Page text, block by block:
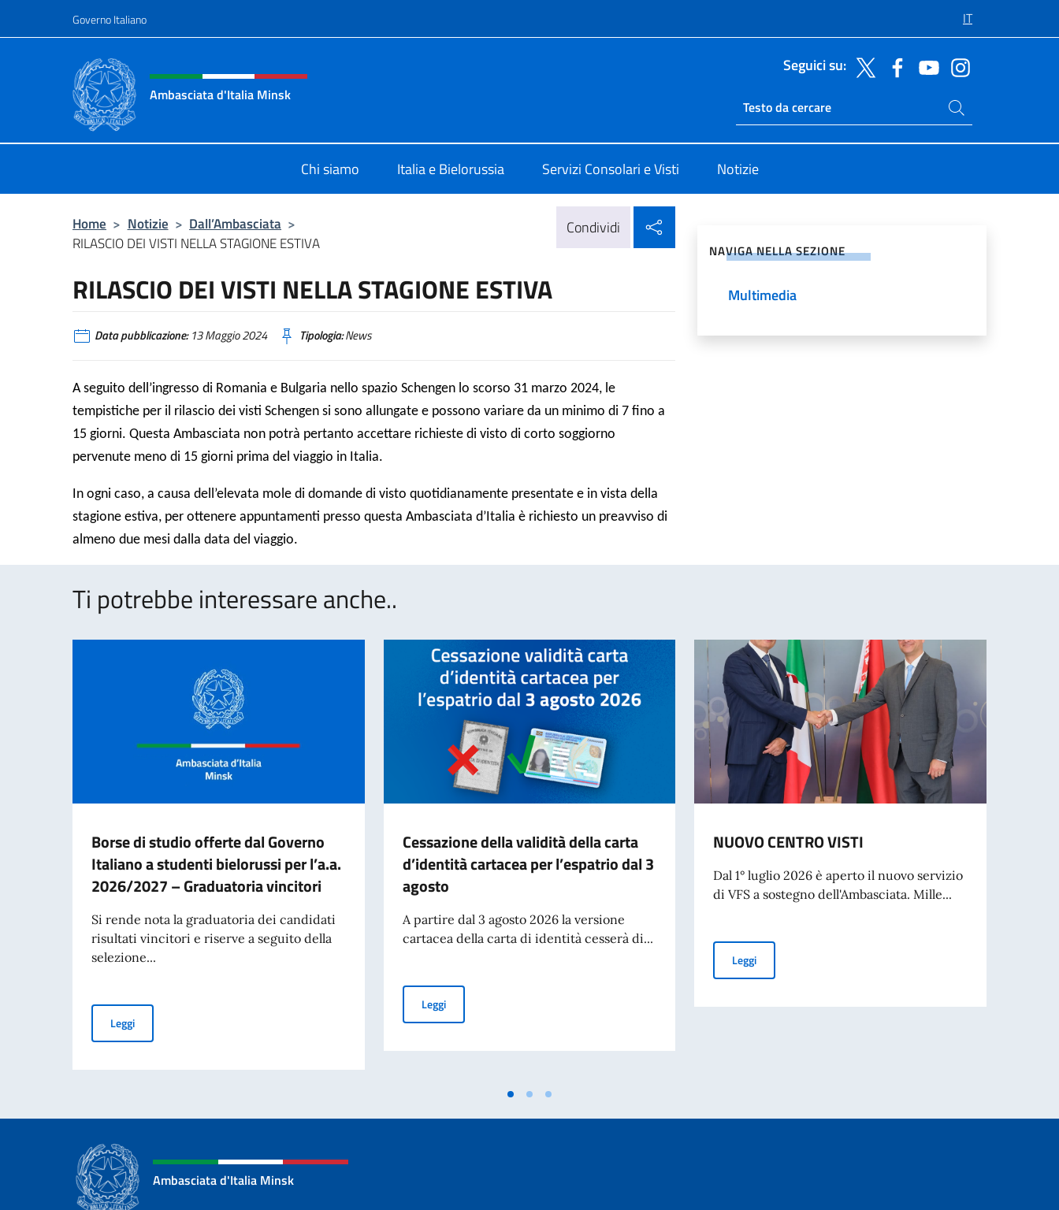
Governo Italiano IT
Intestazione sito, social e menù
Ambasciata d'Italia Minsk
Seguici su:
Ricerca sito live
Cerca nel sito
Chi siamo Italia e Bielorussia Servizi Consolari e Visti Notizie
Home > Notizie > Dall’Ambasciata >
RILASCIO DEI VISTI NELLA STAGIONE ESTIVA
Condividi
RILASCIO DEI VISTI NELLA STAGIONE ESTIVA
Data pubblicazione:13 Maggio 2024 Tipologia:News
A seguito dell’ingresso di Romania e Bulgaria nello spazio Schengen lo scorso 31 marzo 2024, le
tempistiche per il rilascio dei visti Schengen si sono allungate e possono variare da un minimo di 7 fino a
15 giorni. Questa Ambasciata non potrà pertanto accettare richieste di visto di corto soggiorno
pervenute meno di 15 giorni prima del viaggio in Italia.
In ogni caso, a causa dell’elevata mole di domande di visto quotidianamente presentate e in vista della
stagione estiva, per ottenere appuntamenti presso questa Ambasciata d’Italia è richiesto un preavviso di
almeno due mesi dalla data del viaggio.
NAVIGA NELLA SEZIONE
Multimedia
Ti potrebbe interessare anche..
Borse di studio offerte dal Governo
Italiano a studenti bielorussi per l’a.a.
2026/2027 – Graduatoria vincitori
Si rende nota la graduatoria dei candidati
risultati vincitori e riserve a seguito della
selezione...
LeggiBorse di studio offerte dal Governo Italiano a studenti bielorussi per l’a.a. 2026/2027 – Graduatoria vincitori
Cessazione della validità della carta
d’identità cartacea per l’espatrio dal 3
agosto
A partire dal 3 agosto 2026 la versione
cartacea della carta di identità cesserà di...
LeggiCessazione della validità della carta d’identità cartacea per l’espatrio dal 3 agosto
NUOVO CENTRO VISTI
Dal 1° luglio 2026 è aperto il nuovo servizio
di VFS a sostegno dell'Ambasciata. Mille...
LeggiNUOVO CENTRO VISTI
Ambasciata d'Italia Minsk